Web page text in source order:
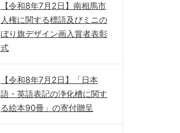
【令和8年7月2日】南相馬市
人権に関する標語及びミニの
ぼり旗デザイン画入賞者表彰
式
【令和8年7月2日】「日本
語・英語表記の浄化槽に関す
る絵本90冊」の寄付贈呈